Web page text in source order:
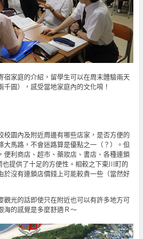
宿家庭的介紹，留學生可以在周末體驗兩天
圓），感受當地家庭內的文化唷！
校園內及附近周邊有哪些店家，是否方便的
大馬路，不會迷路算是優點之一（？）。但
便利商店、超市、藥妝店、書店、各種連鎖
提供了十足的方便性。相較之下東川町的
於沒有連鎖店價錢上可能較貴一些（當然好
觀光的話即使只在附近也可以有許多地方可
海的感覺是多麼舒適Ｒ～